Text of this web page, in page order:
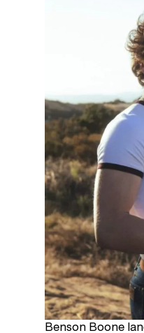
Benson Boone